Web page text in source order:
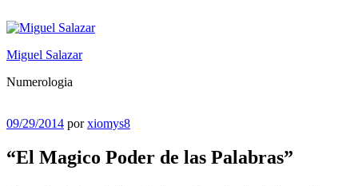
al
Miguel Salazar
Numerologia
Publicado
09/29/2014 porxiomys8
“El Magico Poder de las Palabras”